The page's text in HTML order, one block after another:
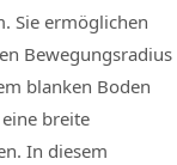
Sie ermöglichen
Bewegungsradius
blanken Boden
breite
In diesem